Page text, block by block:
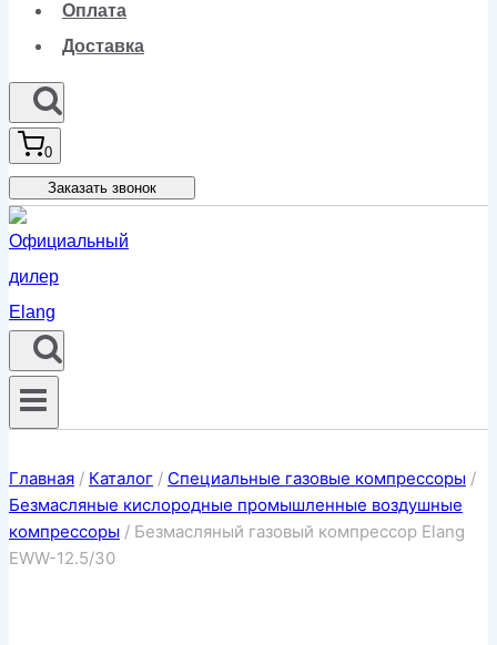
Оплата
Доставка
0
Заказать звонок
Главная / Каталог / Специальные газовые компрессоры /
Безмасляные кислородные промышленные воздушные
компрессоры / Безмасляный газовый компрессор Elang
EWW-12.5/30